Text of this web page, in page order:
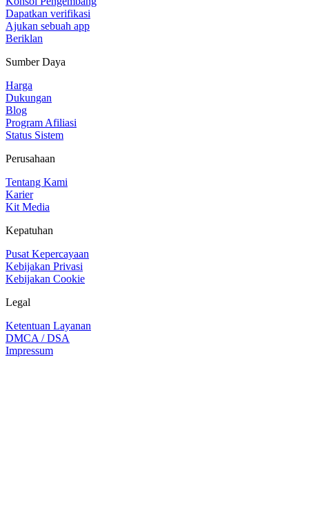
Dapatkan verifikasi
Ajukan sebuah app
Beriklan
Sumber Daya
Harga
Dukungan
Blog
Program Afiliasi
Status Sistem
Perusahaan
Tentang Kami
Karier
Kit Media
Kepatuhan
Pusat Kepercayaan
Kebijakan Privasi
Kebijakan Cookie
Legal
Ketentuan Layanan
DMCA / DSA
Impressum